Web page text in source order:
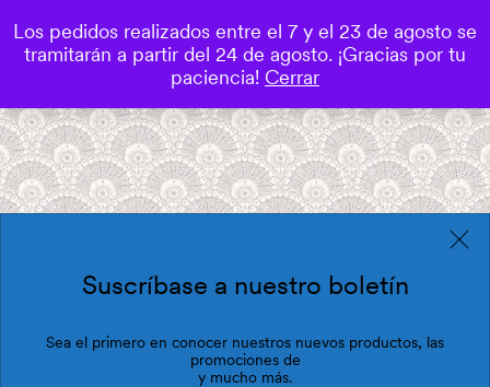
0
Suscríbase a nuestro boletín
Sea el primero en conocer nuestros nuevos productos, las
promociones de
y mucho más.
Los pedidos realizados entre el 7 y el 23 de agosto se
tramitarán a partir del 24 de agosto. ¡Gracias por tu
paciencia! Cerrar